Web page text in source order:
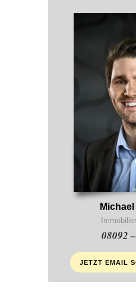
08092
JETZT EMAIL